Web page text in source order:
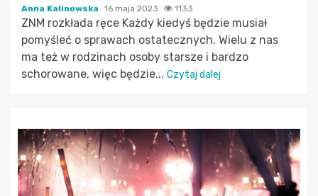
Anna Kalinowska 16 maja 2023 1133
ZNM rozkłada ręce Każdy kiedyś będzie musiał
pomyśleć o sprawach ostatecznych. Wielu z nas
ma też w rodzinach osoby starsze i bardzo
schorowane, więc będzie... Czytaj dalej